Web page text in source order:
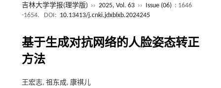
吉林大学学报(理学版) ›› 2025, Vol. 63 ›› Issue (06) : 1646
-1654.
DOI: 10.13413/j.cnki.jdxblxb.2024245
基于生成对抗网络的人脸姿态转正
方法
王宏志, 祖东成, 康祺儿